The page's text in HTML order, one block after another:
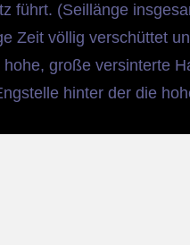
führt. (Seillänge
Zeit völlig verschüttet
große versinterte
hinter der die